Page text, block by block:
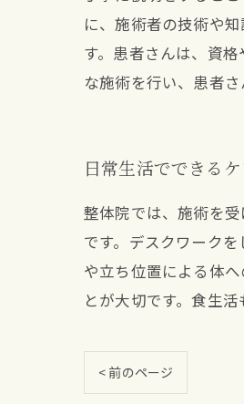
に、施術者の技術や
す。患者さんは、資
な施術を行い、患者
日常生活でできる
整体院では、施術を
です。デスクワーク
や立ち位置による体
とが大切です。食生
< 前のページ